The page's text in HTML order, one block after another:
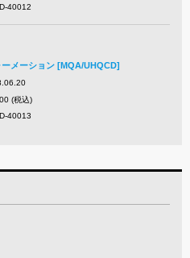
40012
ーメーション [MQA/UHQCD]
(税込)
40013